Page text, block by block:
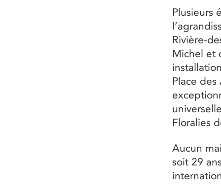
Plusieurs
Rivière-
Michel et
Place
Floralies
Aucun
soit 29